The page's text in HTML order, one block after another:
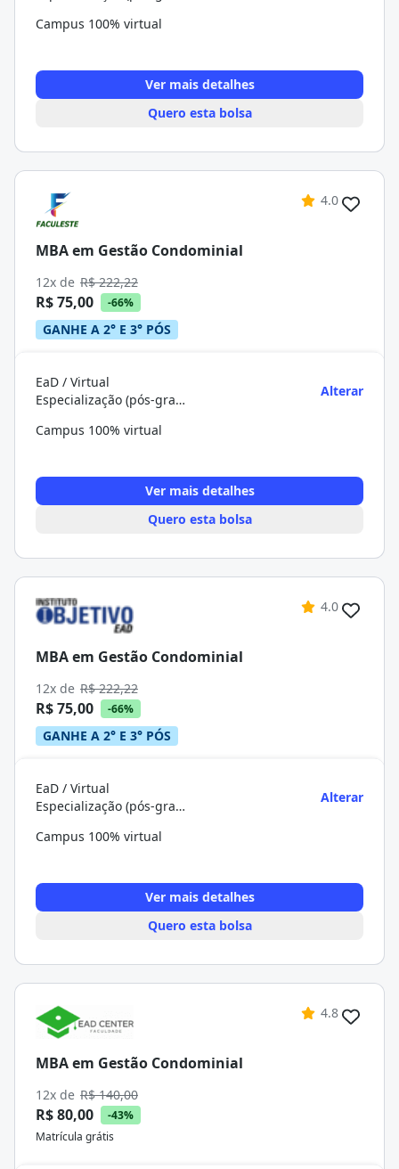
Campus 100% virtual
Ver mais detalhes
Quero esta bolsa
4.0
MBA em Gestão Condominial
12x de R$ 222,22
R$ 75,00 -66%
GANHE A 2° E 3° PÓS
EaD / Virtual
Especialização (pós-graduação)
Alterar
Campus 100% virtual
Ver mais detalhes
Quero esta bolsa
4.0
MBA em Gestão Condominial
12x de R$ 222,22
R$ 75,00 -66%
GANHE A 2° E 3° PÓS
EaD / Virtual
Especialização (pós-graduação)
Alterar
Campus 100% virtual
Ver mais detalhes
Quero esta bolsa
4.8
MBA em Gestão Condominial
12x de R$ 140,00
R$ 80,00
-43%
Matrícula grátis